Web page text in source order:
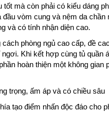
mà còn phải có kiểu dáng
vòm cung và nệm da chần
và có tính nhận diện cao.
phòng ngủ cao cấp, đề
Khi kết hợp cùng tủ quần
hoàn thiện một không gian
trọng, ấm áp và có chiều sâu
tạo điểm nhấn độc đáo cho